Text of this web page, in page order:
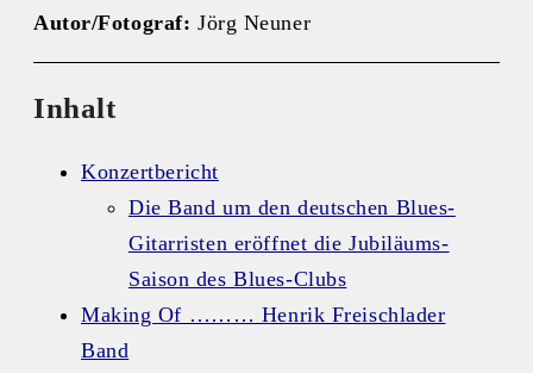
Autor/Fotograf: Jörg Neuner
Inhalt
Konzertbericht
Die Band um den deutschen Blues-
Gitarristen eröffnet die Jubiläums-
Saison des Blues-Clubs
Making Of ……… Henrik Freischlader
Band